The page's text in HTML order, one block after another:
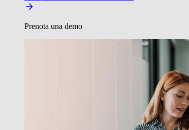
Prenota una demo